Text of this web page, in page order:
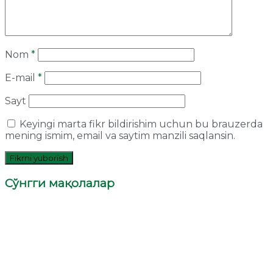
Nom *
E-mail *
Sayt
Keyingi marta fikr bildirishim uchun bu brauzerda
mening ismim, email va saytim manzili saqlansin.
Сўнгги мақолалар